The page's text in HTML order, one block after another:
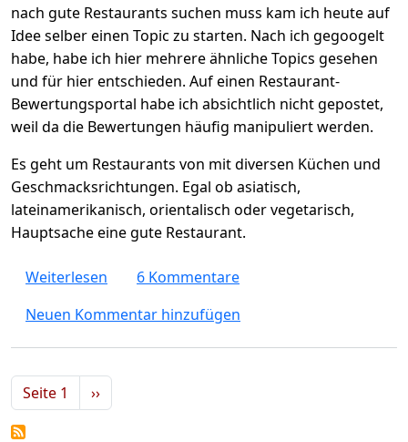
nach gute Restaurants suchen muss kam ich heute auf
Idee selber einen Topic zu starten. Nach ich gegoogelt
habe, habe ich hier mehrere ähnliche Topics gesehen
und für hier entschieden. Auf einen Restaurant-
Bewertungsportal habe ich absichtlich nicht gepostet,
weil da die Bewertungen häufig manipuliert werden.
Es geht um Restaurants von mit diversen Küchen und
Geschmacksrichtungen. Egal ob asiatisch,
lateinamerikanisch, orientalisch oder vegetarisch,
Hauptsache eine gute Restaurant.
Weiterlesen über Schöne, empfehlenswerte
6 Kommentare
Neuen Kommentar hinzufügen
Seitennummerierung
Seite 1 Nächste Seite
››